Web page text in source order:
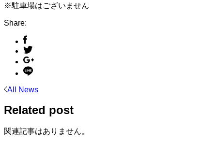
※駐車場はございません
Share:
All News
Related post
関連記事はありません。